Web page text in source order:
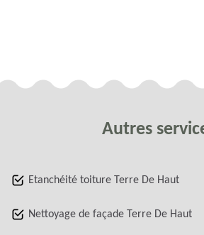
Autres
Etanchéité toiture Terre De Haut
Nettoyage de façade Terre De Haut